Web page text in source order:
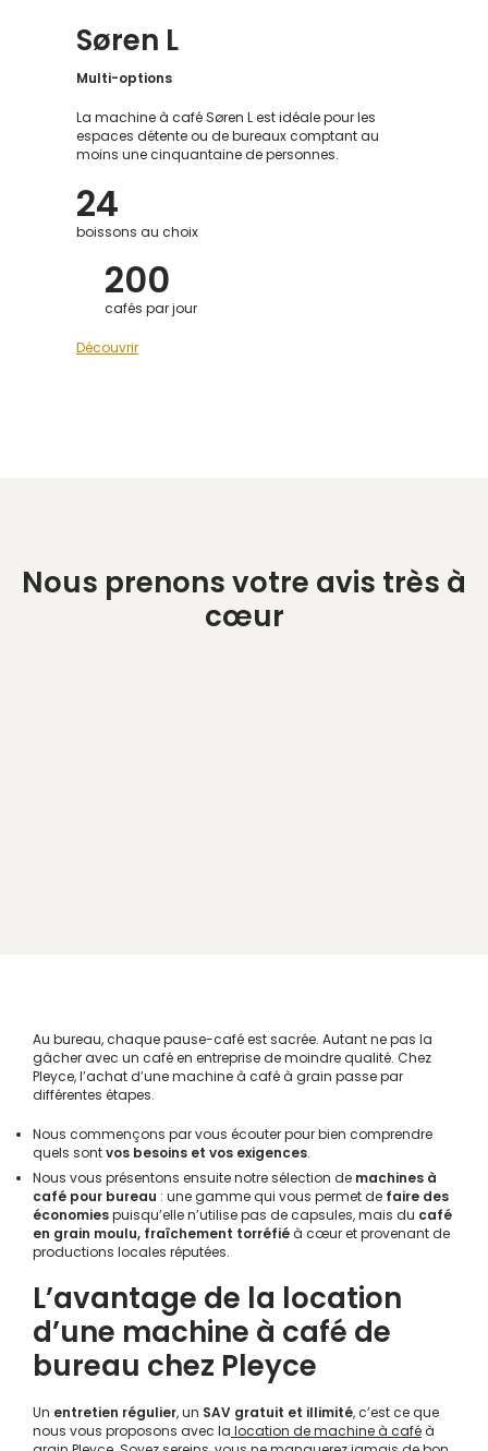
Søren L
Multi-options
La machine à café Søren L est idéale pour les
espaces détente ou de bureaux comptant au
moins une cinquantaine de personnes.
24
boissons au choix
200
cafés par jour
Découvrir
Nous prenons votre avis très à
cœur
Au bureau, chaque pause-café est sacrée. Autant ne pas la
gâcher avec un café en entreprise de moindre qualité. Chez
Pleyce, l’achat d’une machine à café à grain passe par
différentes étapes.
Nous commençons par vous écouter pour bien comprendre
quels sontvos besoins et vos exigences.
Nous vous présentons ensuite notre sélection de machines à
café pour bureau : une gamme qui vous permet de faire des
économiespuisqu’elle n’utilise pas de capsules, mais du café
en grain moulu, fraîchement torréfiéà cœur et provenant de
productions locales réputées.
L’avantage de la location
d’une machine à café de
bureau chez Pleyce
Un entretien régulier, un SAV gratuit et illimité, c’est ce que
nous vous proposons avec la location de machine à caféà